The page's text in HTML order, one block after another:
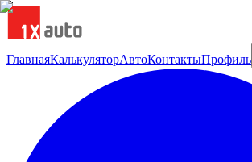
ГлавнаяКалькуляторАвтоКонтактыПрофиль